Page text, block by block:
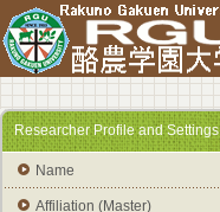
Researcher Profile and Settings
Name
Affiliation (Master)